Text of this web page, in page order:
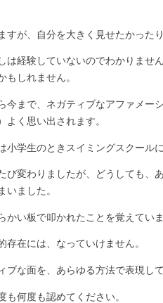
すが、自分を大きく見せたかった
は経験していないのでわかりませ
もしれません。
今まで、ネガティブなアファメー
よく思い出されます。
小学生のときスイミングスクール
び変わりましたが、どうしても、
いました。
かい板で叩かれたことを覚えていま
存在には、なっていけません。
ブな面を、あらゆる方法で表現して
も何度も認めてください。